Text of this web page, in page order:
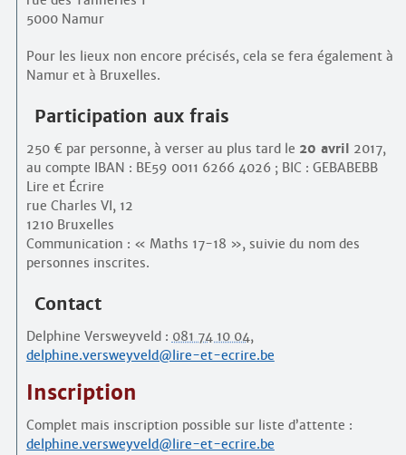
5000 Namur
Pour les lieux non encore précisés, cela se fera également à
Namur et à Bruxelles.
Participation aux frais
250 € par personne, à verser au plus tard le 20 avril 2017,
au compte IBAN : BE59 0011 6266 4026 ; BIC : GEBABEBB
Lire et Écrire
rue Charles VI, 12
1210 Bruxelles
Communication : « Maths 17-18 », suivie du nom des
personnes inscrites.
Contact
Delphine Versweyveld : 081 74 10 04,
delphine.versweyveld@lire-et-ecrire.be
Inscription
Complet mais inscription possible sur liste d’attente :
delphine.versweyveld@lire-et-ecrire.be